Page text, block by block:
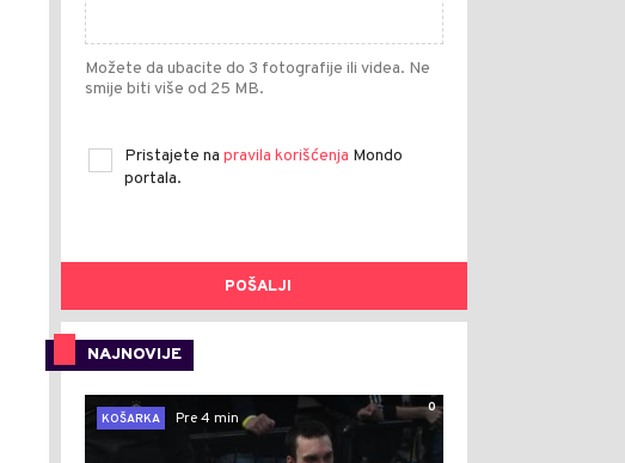
Možete da ubacite do 3 fotografije ili videa. Ne
smije biti više od 25 MB.
Pristajete na pravila korišćenja Mondo
portala.
POŠALJI
NAJNOVIJE
0
KOŠARKA
Pre 4 min